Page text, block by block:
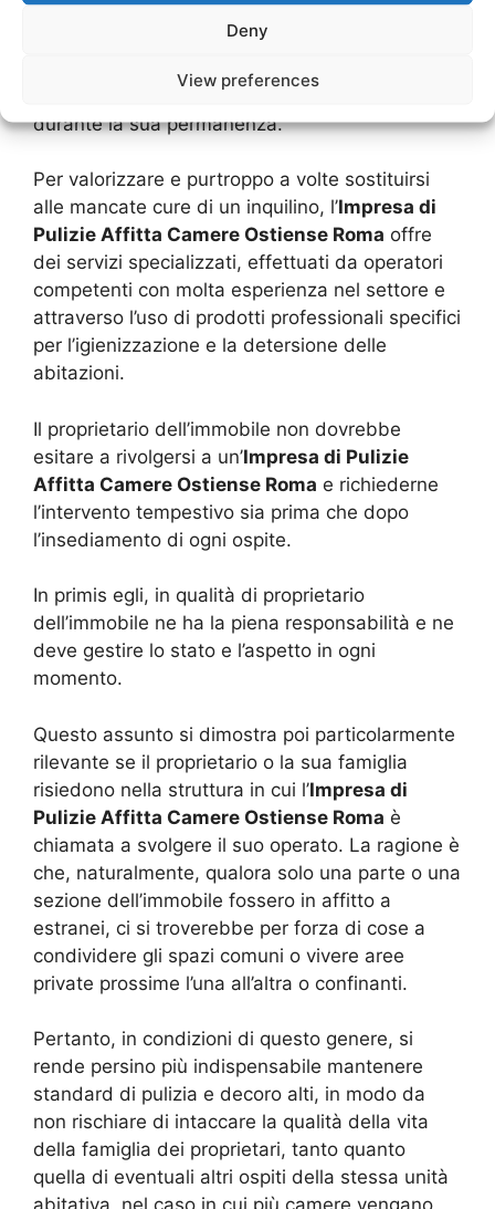
Deny
View preferences
Allo stesso modo il suddetto affittuario deve
lasciare la stanza, al termine del suo soggiorno,
nello stato più simile possibile a come gli è stata
consegnata, mantenendola pulita e intatta
durante la sua permanenza.
Per valorizzare e purtroppo a volte sostituirsi
alle mancate cure di un inquilino, l’Impresa di
Pulizie Affitta Camere Ostiense Roma offre
dei servizi specializzati, effettuati da operatori
competenti con molta esperienza nel settore e
attraverso l’uso di prodotti professionali specifici
per l’igienizzazione e la detersione delle
abitazioni.
Il proprietario dell’immobile non dovrebbe
esitare a rivolgersi a un’Impresa di Pulizie
Affitta Camere Ostiense Roma e richiederne
l’intervento tempestivo sia prima che dopo
l’insediamento di ogni ospite.
In primis egli, in qualità di proprietario
dell’immobile ne ha la piena responsabilità e ne
deve gestire lo stato e l’aspetto in ogni
momento.
Questo assunto si dimostra poi particolarmente
rilevante se il proprietario o la sua famiglia
risiedono nella struttura in cui l’Impresa di
Pulizie Affitta Camere Ostiense Roma è
chiamata a svolgere il suo operato. La ragione è
che, naturalmente, qualora solo una parte o una
sezione dell’immobile fossero in affitto a
estranei, ci si troverebbe per forza di cose a
condividere gli spazi comuni o vivere aree
private prossime l’una all’altra o confinanti.
Pertanto, in condizioni di questo genere, si
rende persino più indispensabile mantenere
standard di pulizia e decoro alti, in modo da
non rischiare di intaccare la qualità della vita
della famiglia dei proprietari, tanto quanto
quella di eventuali altri ospiti della stessa unità